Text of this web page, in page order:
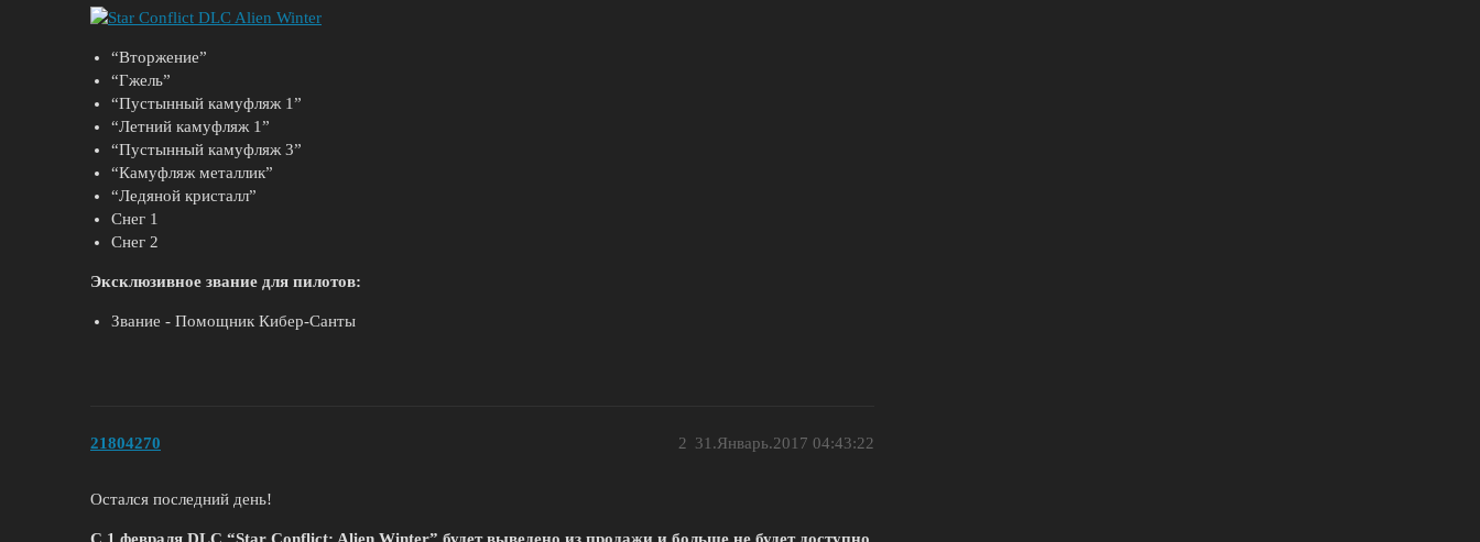
“Вторжение”
“Гжель”
“Пустынный камуфляж 1”
“Летний камуфляж 1”
“Пустынный камуфляж 3”
“Камуфляж металлик”
“Ледяной кристалл”
Снег 1
Снег 2
Эксклюзивное звание для пилотов:
Звание - Помощник Кибер-Санты
21804270 31.Январь.2017 04:43:22
2
Остался последний день!
С 1 февраля DLC “Star Conflict: Alien Winter” будет выведено из продажи и больше не будет доступно